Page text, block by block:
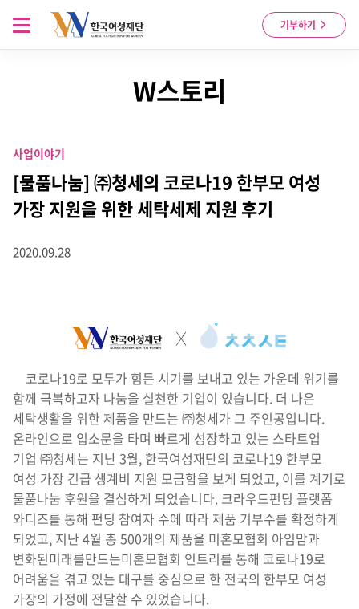
Skip to content
기부하기
메뉴 열기
W스토리
사업이야기
[물품나눔] ㈜청세의 코로나19 한부모 여성
가장 지원을 위한 세탁세제 지원 후기
2020.09.28
코로나19로 모두가 힘든 시기를 보내고 있는 가운데 위기를
함께 극복하고자 나눔을 실천한 기업이 있습니다. 더 나은
세탁생활을 위한 제품을 만드는 ㈜청세가 그 주인공입니다.
온라인으로 입소문을 타며 빠르게 성장하고 있는 스타트업
기업 ㈜청세는 지난 3월, 한국여성재단의 코로나19 한부모
여성 가장 긴급 생계비 지원 모금함을 보게 되었고, 이를 계기로
물품나눔 후원을 결심하게 되었습니다. 크라우드펀딩 플랫폼
와디즈를 통해 펀딩 참여자 수에 따라 제품 기부수를 확정하게
되었고, 지난 4월 총 500개의 제품을 미혼모협회 아임맘과
변화된미래를만드는미혼모협회 인트리를 통해 코로나19로
어려움을 겪고 있는 대구를 중심으로 한 전국의 한부모 여성
가장의 가정에 전달할 수 있었습니다.